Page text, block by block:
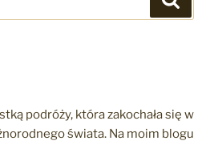
podróży, która zakochała się w
świata. Na moim blogu